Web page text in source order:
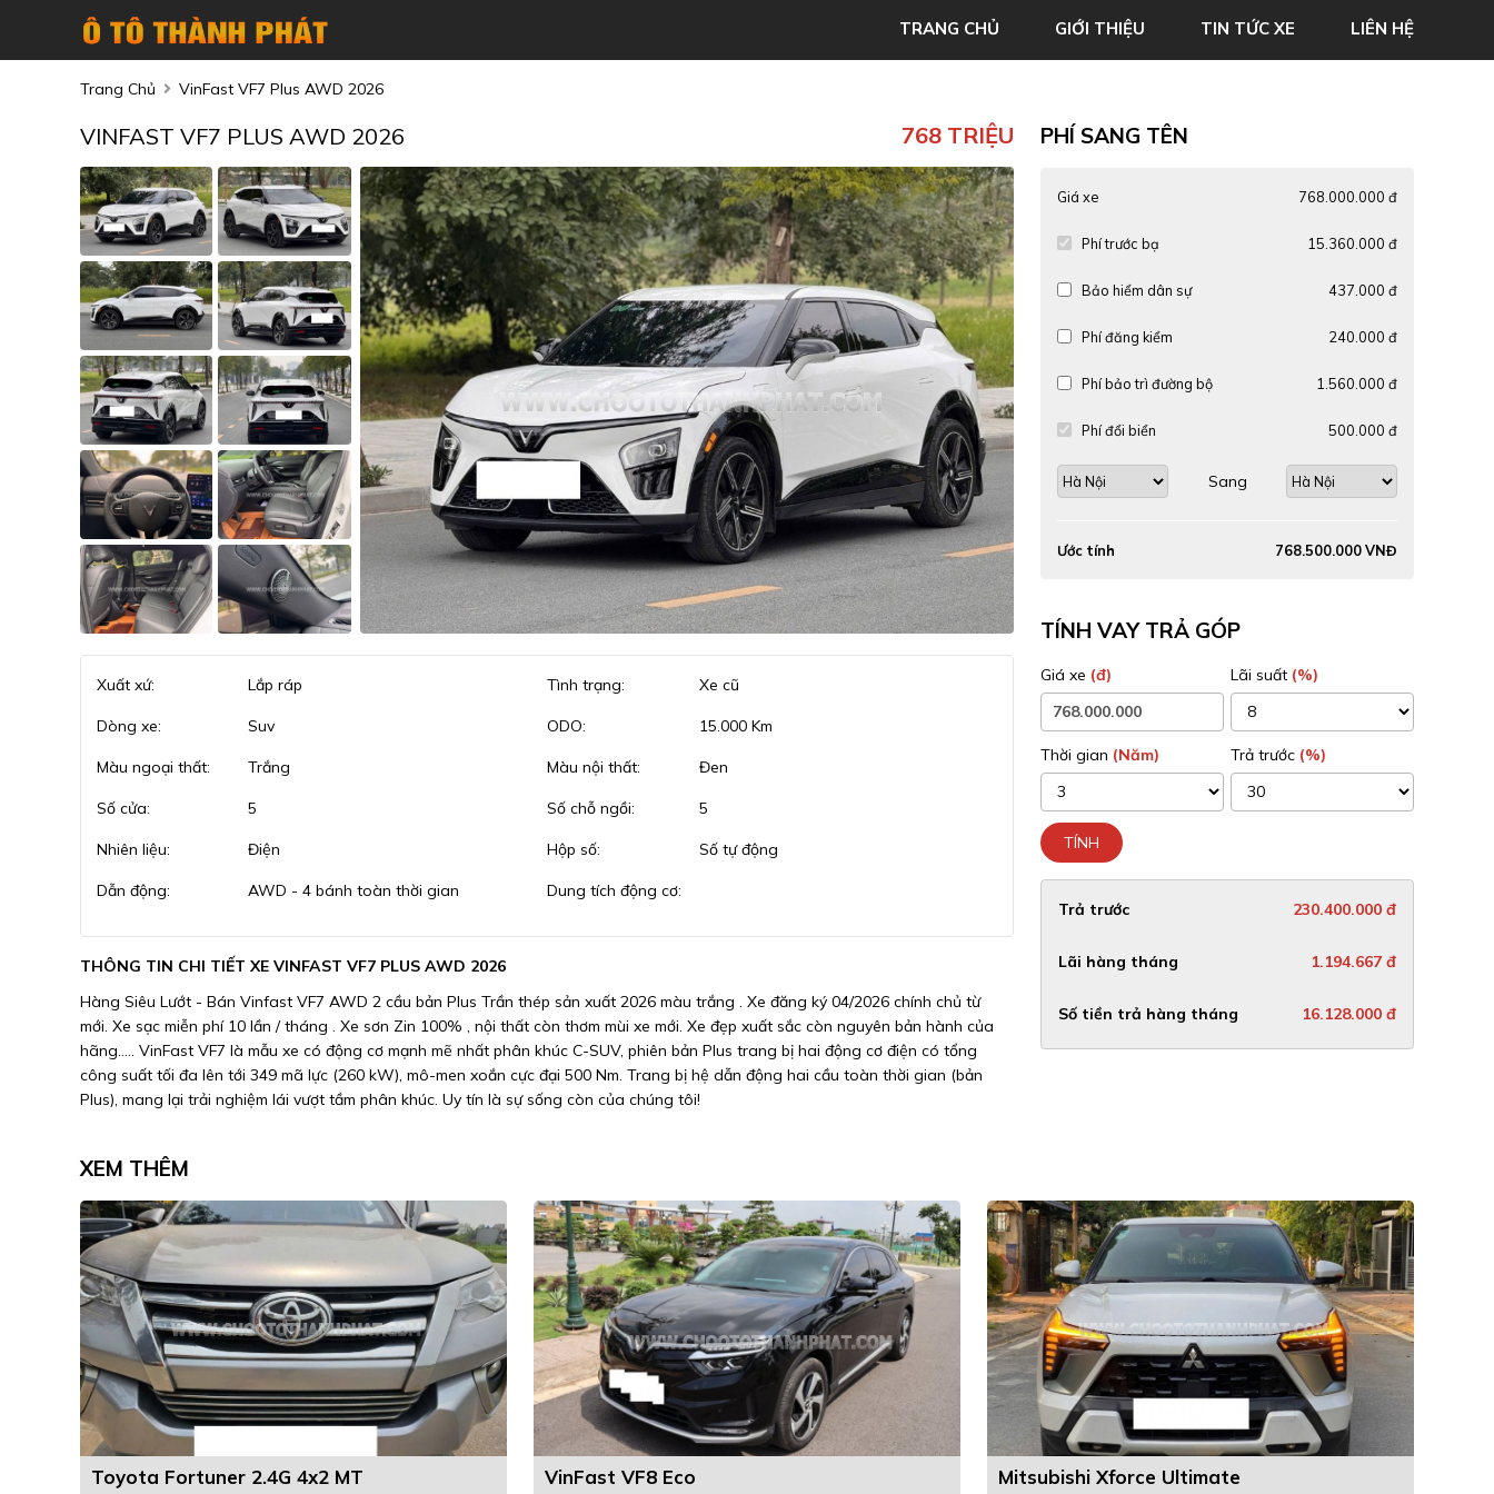
TRANG CHỦ GIỚI THIỆU TIN TỨC XE LIÊN HỆ
Trang Chủ VinFast VF7 Plus AWD 2026
VINFAST VF7 PLUS AWD 2026 768 TRIỆU
Xuất xứ: Lắp ráp Tình trạng: Xe cũ
Dòng xe: Suv ODO: 15.000 Km
Màu ngoại thất: Trắng Màu nội thất: Đen
Số cửa: 5 Số chỗ ngồi: 5
Nhiên liệu: Điện Hộp số: Số tự động
Dẫn động: AWD - 4 bánh toàn thời gian Dung tích động cơ:
THÔNG TIN CHI TIẾT XE VINFAST VF7 PLUS AWD 2026
Hàng Siêu Lướt - Bán Vinfast VF7 AWD 2 cầu bản Plus Trần thép sản xuất 2026 màu trắng . Xe đăng ký 04/2026 chính chủ từ
mới. Xe sạc miễn phí 10 lần / tháng . Xe sơn Zin 100% , nội thất còn thơm mùi xe mới. Xe đẹp xuất sắc còn nguyên bản hành của
hãng..... VinFast VF7 là mẫu xe có động cơ mạnh mẽ nhất phân khúc C-SUV, phiên bản Plus trang bị hai động cơ điện có tổng
công suất tối đa lên tới 349 mã lực (260 kW), mô-men xoắn cực đại 500 Nm. Trang bị hệ dẫn động hai cầu toàn thời gian (bản
Plus), mang lại trải nghiệm lái vượt tầm phân khúc. Uy tín là sự sống còn của chúng tôi!
PHÍ SANG TÊN
Giá xe 768.000.000 đ
Phí trước bạ 15.360.000 đ
Bảo hiểm dân sự 437.000 đ
Phí đăng kiểm 240.000 đ
Phí bảo trì đường bộ 1.560.000 đ
Phí đổi biển 500.000 đ
Sang
Ước tính 768.500.000 VNĐ
TÍNH VAY TRẢ GÓP
Giá xe (đ) Lãi suất (%)
Thời gian (Năm) Trả trước (%)
TÍNH
Trả trước 230.400.000 đ
Lãi hàng tháng 1.194.667 đ
Số tiền trả hàng tháng 16.128.000 đ
XEM THÊM
Toyota Fortuner 2.4G 4x2 MT VinFast VF8 Eco Mitsubishi Xforce Ultimate